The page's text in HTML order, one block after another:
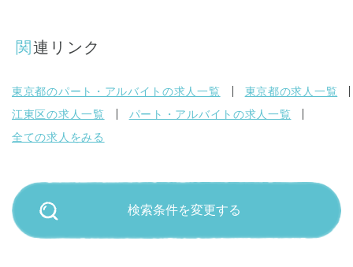
関連リンク
東京都のパート・アルバイトの求人一覧
東京都の求人一覧
江東区の求人一覧
パート・アルバイトの求人一覧
全ての求人をみる
検索条件を変更する